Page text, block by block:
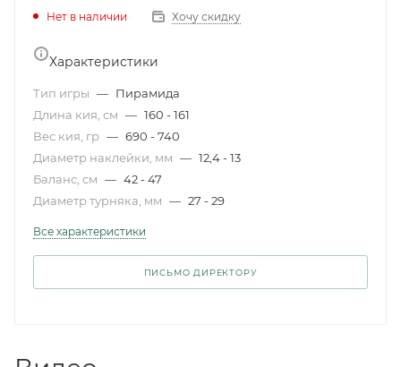
Нет в наличии Хочу скидку
Характеристики
Тип игры — Пирамида
Длина кия, см — 160 - 161
Вес кия, гр — 690 - 740
Диаметр наклейки, мм — 12,4 - 13
Баланс, см — 42 - 47
Диаметр турняка, мм — 27 - 29
Все характеристики
ПИСЬМО ДИРЕКТОРУ